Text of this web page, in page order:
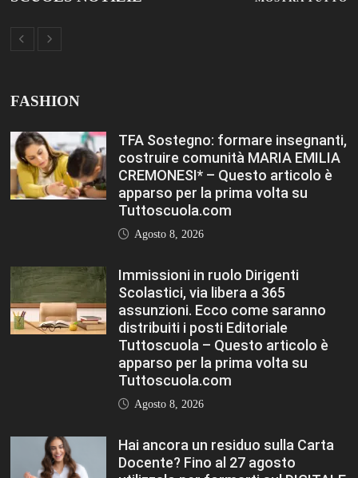
FASHION
TFA Sostegno: formare insegnanti,
costruire comunità MARIA EMILIA
CREMONESI* – Questo articolo è
apparso per la prima volta su
Tuttoscuola.com
Agosto 8, 2026
Immissioni in ruolo Dirigenti
Scolastici, via libera a 365
assunzioni. Ecco come saranno
distribuiti i posti Editoriale
Tuttoscuola – Questo articolo è
apparso per la prima volta su
Tuttoscuola.com
Agosto 8, 2026
Hai ancora un residuo sulla Carta
Docente? Fino al 27 agosto